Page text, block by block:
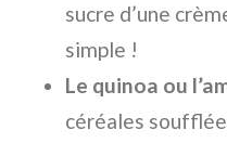
sucre d’une
simple !
Le quinoa ou
céréales